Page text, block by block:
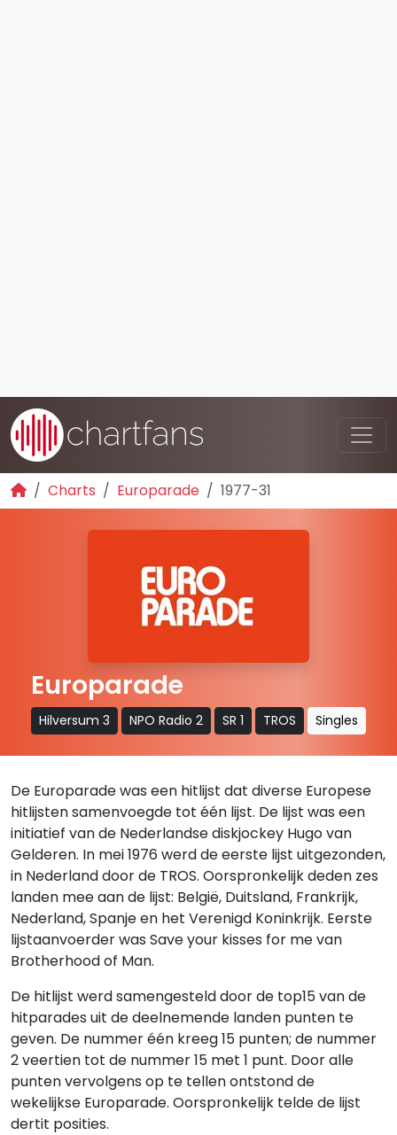
Charts Europarade 1977-31
Europarade
Hilversum 3 NPO Radio 2 SR 1 TROS Singles
De Europarade was een hitlijst dat diverse Europese
hitlijsten samenvoegde tot één lijst. De lijst was een
initiatief van de Nederlandse diskjockey Hugo van
Gelderen. In mei 1976 werd de eerste lijst uitgezonden,
in Nederland door de TROS. Oorspronkelijk deden zes
landen mee aan de lijst: België, Duitsland, Frankrijk,
Nederland, Spanje en het Verenigd Koninkrijk. Eerste
lijstaanvoerder was Save your kisses for me van
Brotherhood of Man.
De hitlijst werd samengesteld door de top15 van de
hitparades uit de deelnemende landen punten te
geven. De nummer één kreeg 15 punten; de nummer
2 veertien tot de nummer 15 met 1 punt. Door alle
punten vervolgens op te tellen ontstond de
wekelijkse Europarade. Oorspronkelijk telde de lijst
dertit posities.